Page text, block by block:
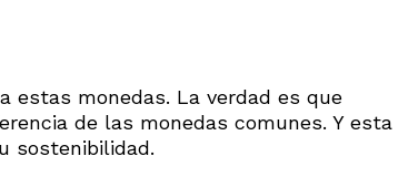
estas monedas. La verdad es que
de las monedas comunes. Y esta
sostenibilidad.